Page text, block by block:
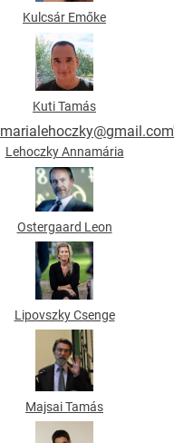
Kulcsár Emőke
Kuti Tamás
Lehoczky Annamária
Ostergaard Leon
Lipovszky Csenge
Majsai Tamás